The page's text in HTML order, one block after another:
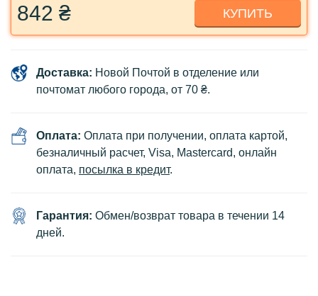
842 ₴ КУПИТЬ
Доставка: Новой Почтой в отделение или
почтомат любого города, от 70 ₴.
Оплата: Оплата при получении, оплата картой,
безналичный расчет, Visa, Mastercard, онлайн
оплата, посылка в кредит.
Гарантия: Обмен/возврат товара в течении 14
дней.